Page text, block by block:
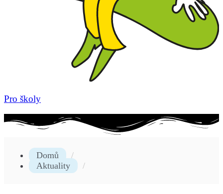
Pro školy
Domů
Aktuality